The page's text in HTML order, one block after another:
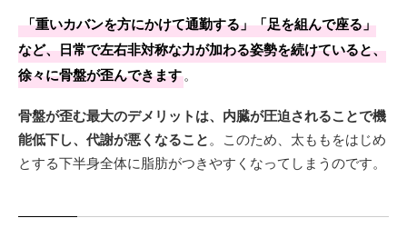
「重いカバンを方にかけて通勤する」「足を組んで座る」
など、日常で左右非対称な力が加わる姿勢を続けていると、
徐々に骨盤が歪んできます。
骨盤が歪む最大のデメリットは、内臓が圧迫されることで機
能低下し、代謝が悪くなること。このため、太ももをはじめ
とする下半身全体に脂肪がつきやすくなってしまうのです。